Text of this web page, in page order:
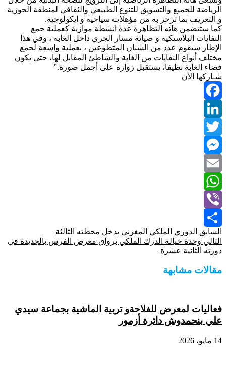
الرياضة للجميع والتسويق للتنوع الطبيعي والثقافي لمنطقة الحوزية
و التعريف بما تزخر به من مؤهلات سياحية و ايكولوجية.
كما ستتضمن هاته التظاهرة عدة انشطة موازية كعملية جمع
النفايات البلاستكية و صيانة مسار الجري داخل الغابة ، وفي هذا
الإطار سيقوم عدد من الشبان المتطوعين ، بعملية واسعة لجمع
مختلف أنواع النفايات من الغابة والشاطئ المقابل لها، حتى يكون
فضاء الغابة نظيفا، يستقبل زواره على أجمل صورة.”
شـاركها الأن
Facebook
LinkedIn
Twitter
Messenger
Email
WhatsApp
Viber
Share
السابق الدوري الملكي المغربي يدخل محطته الثالثة
التالي وحدة خيالة الدرك الملكي برواق معرض الفرس بالجديدة في
دورته الثانية عشرة
مقالات مشابهة
فعاليات لمعرض للفلاحةو تربية الماشية بجماعة سيدي
علي بنحمدوش دائرة أزمور
14 مايو، 2026